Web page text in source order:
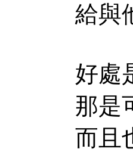
給與
好處
那是
而且